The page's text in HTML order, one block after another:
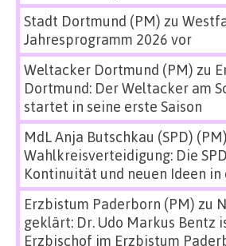
Stadt Dortmund (PM) zu
Jahresprogramm 2026 vor
Weltacker Dortmund (PM) zu
Dortmund: Der Weltacker am
startet in seine erste Saison
MdL Anja Butschkau (SPD) (PM)
Wahlkreisverteidigung: Die
Kontinuität und neuen Ideen in
Erzbistum Paderborn (PM) zu
geklärt: Dr. Udo Markus Bentz
Erzbischof im Erzbistum